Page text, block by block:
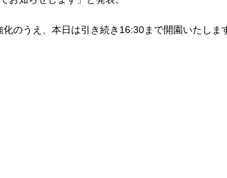
うえ、本日は引き続き16:30まで開園いたしま